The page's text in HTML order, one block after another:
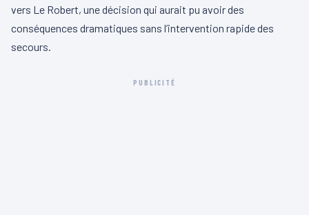
vers Le Robert, une décision qui aurait pu avoir des
conséquences dramatiques sans l’intervention rapide des
secours.
PUBLICITÉ